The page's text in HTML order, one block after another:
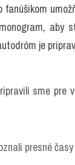
aby
je
sme pre
presné